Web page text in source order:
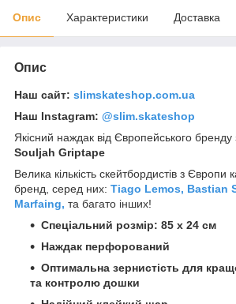
Опис Характеристики Доставка
Опис
Наш сайт: slimskateshop.com.ua
Наш Instagram: @slim.skateshop
Якісний наждак від Європейського бренду
Souljah Griptape
Велика кількість скейтбордистів з Європи
бренд, серед них: Tiago Lemos, Bastian
Marfaing, та багато інших!
Спеціальний розмір: 85 x 24 см
Наждак перфорований
Оптимальна зернистість для
та контролю дошки